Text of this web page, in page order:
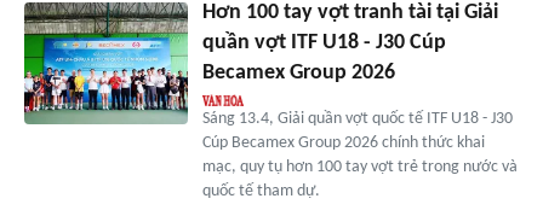
Hơn 100 tay vợt tranh tài tại Giải
quần vợt ITF U18 - J30 Cúp
Becamex Group 2026
Sáng 13.4, Giải quần vợt quốc tế ITF U18 - J30
Cúp Becamex Group 2026 chính thức khai
mạc, quy tụ hơn 100 tay vợt trẻ trong nước và
quốc tế tham dự.